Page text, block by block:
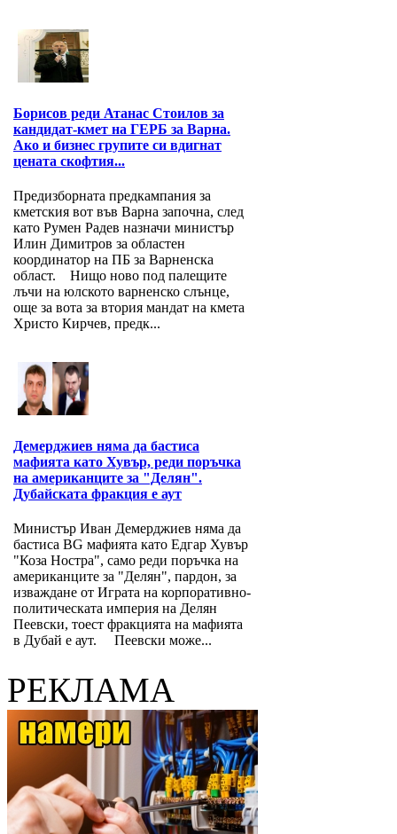
Борисов реди Атанас Стоилов за
кандидат-кмет на ГЕРБ за Варна.
Ако и бизнес групите си вдигнат
цената скофтия...
Предизборната предкампания за
кметския вот във Варна започна, след
като Румен Радев назначи министър
Илин Димитров за областен
координатор на ПБ за Варнeнска
област. Нищо ново под палещите
лъчи на юлското варненско слънце,
още за вота за втория мандат на кмета
Христо Кирчев, предк...
Демерджиев няма да бастиса
мафията като Хувър, реди поръчка
на американците за "Делян".
Дубайската фракция е аут
Министър Иван Демерджиев няма да
бастиса BG мафията като Едгар Хувър
"Коза Ностра", само реди поръчка на
американците за "Делян", пардон, за
изваждане от Играта на корпоративно-
политическата империя на Делян
Пеевски, тоест фракцията на мафията
в Дубай е аут. Пеевски може...
РЕКЛАМА